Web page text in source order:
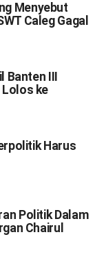
Menyebut
Caleg Gagal
Banten III
Lolos ke
Harus
Politik Dalam
Chairul